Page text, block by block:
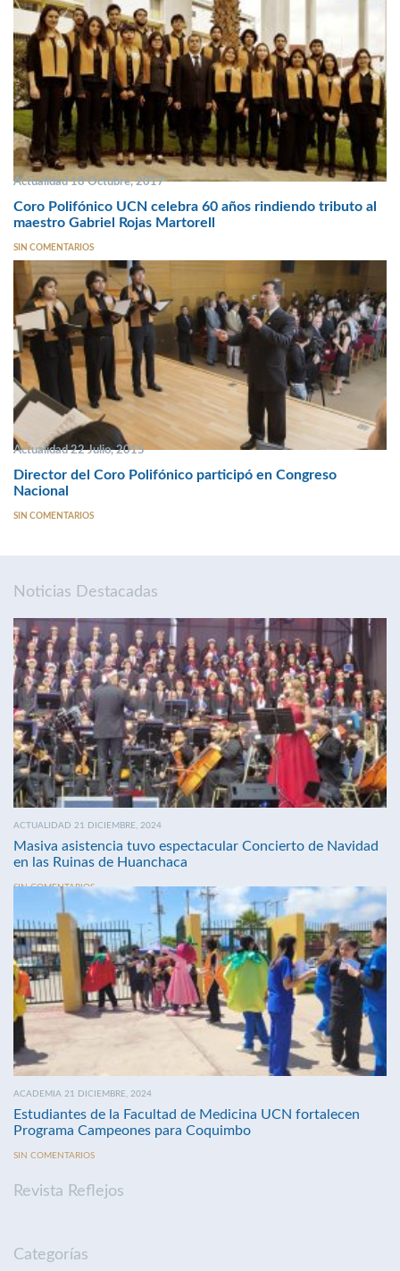
Actualidad 18 Octubre, 2017
Coro Polifónico UCN celebra 60 años rindiendo tributo al
maestro Gabriel Rojas Martorell
SIN COMENTARIOS
Actualidad 22 Julio, 2015
Director del Coro Polifónico participó en Congreso
Nacional
SIN COMENTARIOS
Noticias Destacadas
ACTUALIDAD 21 DICIEMBRE, 2024
Masiva asistencia tuvo espectacular Concierto de Navidad
en las Ruinas de Huanchaca
SIN COMENTARIOS
ACADEMIA 21 DICIEMBRE, 2024
Estudiantes de la Facultad de Medicina UCN fortalecen
Programa Campeones para Coquimbo
SIN COMENTARIOS
Revista Reflejos
Categorías